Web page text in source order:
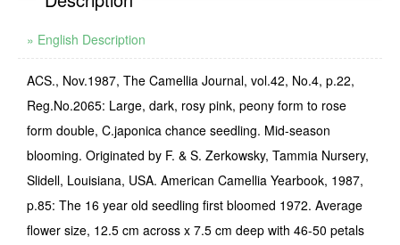
» English Description
ACS., Nov.1987, The Camellia Journal, vol.42, No.4, p.22,
Reg.No.2065: Large, dark, rosy pink, peony form to rose
form double, C.japonica chance seedling. Mid-season
blooming. Originated by F. & S. Zerkowsky, Tammia Nursery,
Slidell, Louisiana, USA. American Camellia Yearbook, 1987,
p.85: The 16 year old seedling first bloomed 1972. Average
flower size, 12.5 cm across x 7.5 cm deep with 46-50 petals